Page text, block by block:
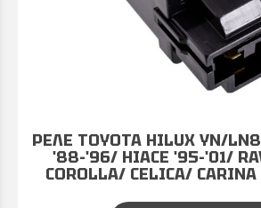
ΡΕΛΕ TOYOTA HILUX YN/
'88-'96/ HIACE '95-'01/
COROLLA/ CELICA/